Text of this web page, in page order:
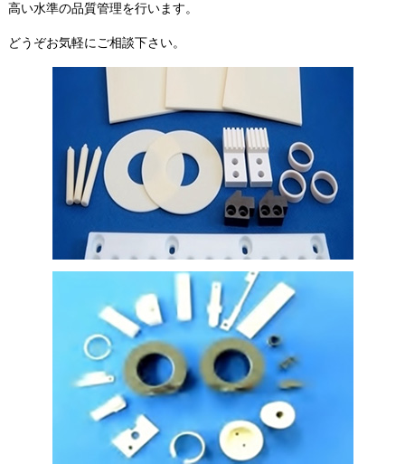
高い水準の品質管理を行います。
どうぞお気軽にご相談下さい。